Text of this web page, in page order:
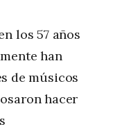
los 57 años
han
de músicos
hacer